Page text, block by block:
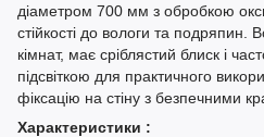
діаметром 700 мм з обробкою
стійкості до вологи та подряпин.
кімнат, має сріблястий блиск і
підсвіткою для практичного
фіксацію на стіну з безпечними
Характеристики :